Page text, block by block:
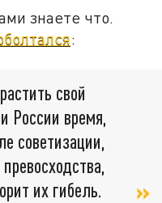
знаете что.
:
свой
России время,
советизации,
их гибель.